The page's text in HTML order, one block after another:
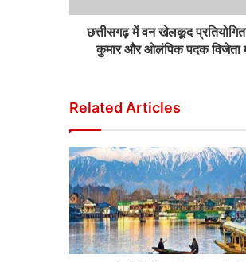
छत्तीसगढ़ में वन खेलकूद
कुमार और ओलंपिक पदक विजेता
Related Articles